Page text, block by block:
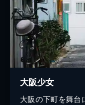
大阪少女
大阪の下町を舞台